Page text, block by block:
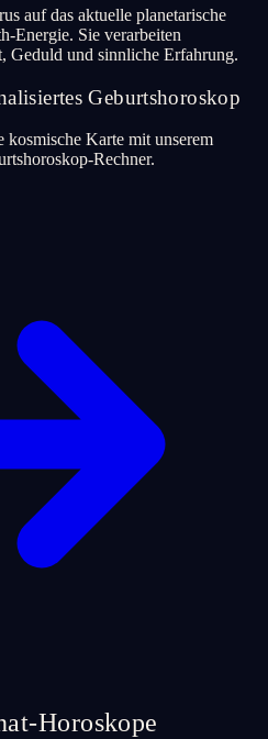
auf das aktuelle planetarische
Energie. Sie verarbeiten
Geduld und sinnliche Erfahrung.
Geburtshoroskop
Karte mit unserem
Rechner.
Horoskope